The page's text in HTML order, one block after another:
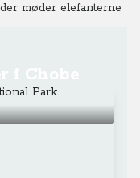
møder elefanterne